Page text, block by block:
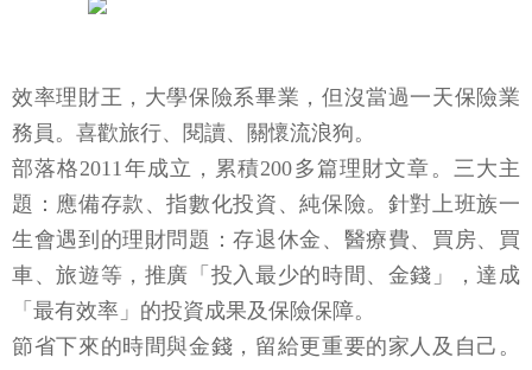
效率理財王，大學保險系畢業，但沒當過一天保險業
務員。喜歡旅行、閱讀、關懷流浪狗。
部落格2011年成立，累積200多篇理財文章。三大主
題：應備存款、指數化投資、純保險。針對上班族一
生會遇到的理財問題：存退休金、醫療費、買房、買
車、旅遊等，推廣「投入最少的時間、金錢」，達成
「最有效率」的投資成果及保險保障。
節省下來的時間與金錢，留給更重要的家人及自己。